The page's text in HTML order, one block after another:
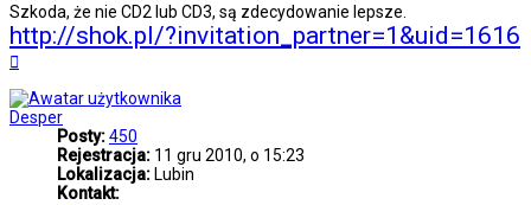
Szkoda, że nie CD2 lub CD3, są zdecydowanie lepsze.
http://shok.pl/?invitation_partner=1&uid=1616
Desper
Posty:450
Rejestracja: 11 gru 2010, o 15:23
Lokalizacja: Lubin
Kontakt: